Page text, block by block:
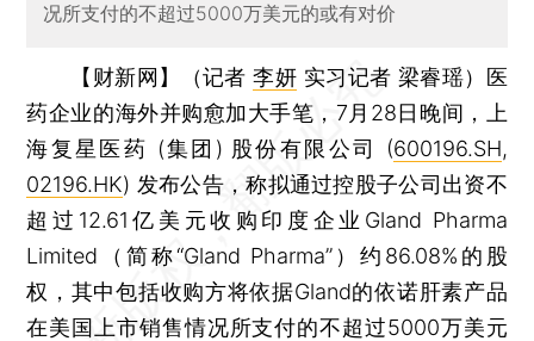
况所支付的不超过5000万美元的或有对价
【财新网】（记者李妍 实习记者 梁睿瑶）
医
药企业的海外并购愈加大手笔，7月28日晚间，上
海复星医药 (集团) 股份有限公司 (600196.SH,
02196.HK) 发布公告，称拟通过控股子公司出资不
超过12.61亿美元收购印度企业Gland Pharma
Limited（简称“Gland Pharma”）约86.08%的股
权，其中包括收购方将依据Gland的依诺肝素产品
在美国上市销售情况所支付的不超过5000万美元